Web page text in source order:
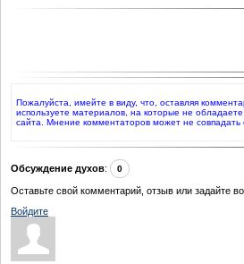
Пожалуйста, имейте в виду, что, оставляя
используете материалов, на которые не
сайта. Мнение комментаторов может не
Обсуждение духов: 0
Оставьте свой комментарий, отзыв или задайте
Войдите